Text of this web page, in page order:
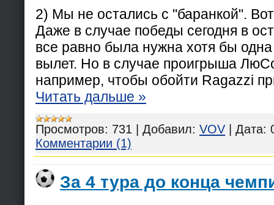
2) Мы не остались с "баранкой".
Даже в случае победы сегодня в
все равно была нужна хотя бы
вылет. Но в случае проигрыша
например, чтобы обойти Ragazzi
Читать дальше »
Просмотров: 731 Добавил: VOV Дата:
Комментарии (1)
За 4 тура до конца